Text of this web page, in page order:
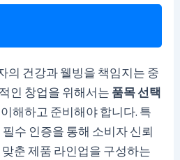
의 건강과 웰빙을 책임지는 중
인 창업을 위해서는 품목 선택
해하고 준비해야 합니다. 특
필수 인증을 통해 소비자 신뢰
춘 제품 라인업을 구성하는